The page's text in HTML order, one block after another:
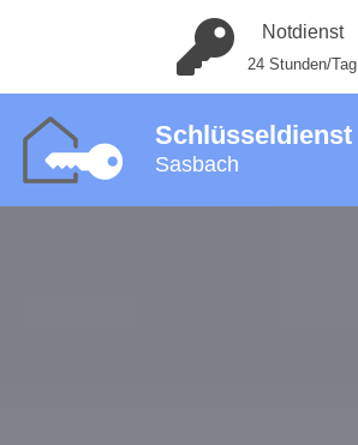
Notdienst
24 Stunden/Tag
Schlüsseldienst
Sasbach